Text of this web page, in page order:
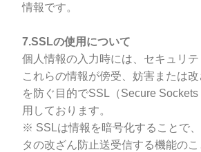
情報です。
7.SSLの使用について
個人情報の入力時には、セキュリテ
これらの情報が傍受、妨害または
を防ぐ目的でSSL（Secure
用しております。
※ SSLは情報を暗号化することで
タの改ざん防止送受信する機能の